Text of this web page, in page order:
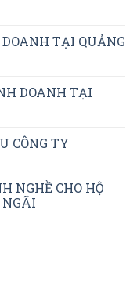
TẠI QUẢNG
DOANH TẠI
CÔNG TY
NGHỀ CHO HỘ